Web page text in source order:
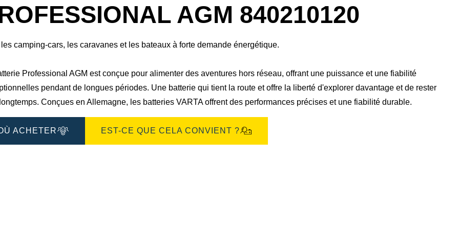
dialogue
AGM 840210120
les camping-cars, les caravanes et les bateaux à forte demande énergétique.
Professional AGM est conçue pour alimenter des aventures hors réseau, offrant une puissance et une fiabilité
pendant de longues périodes. Une batterie qui tient la route et offre la liberté d'explorer davantage et de rester
Conçues en Allemagne, les batteries VARTA offrent des performances précises et une fiabilité durable.​
ACHETER EST-CE QUE CELA CONVIENT ?